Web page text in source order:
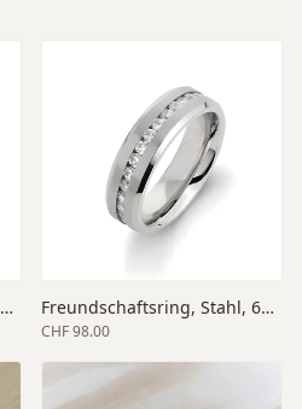
Freundschaftsring, Stahl, 7mm Breite, matt/poliert Freundschaftsring, Stahl, 6mm Breite, matt/poliert
CHF 98.00